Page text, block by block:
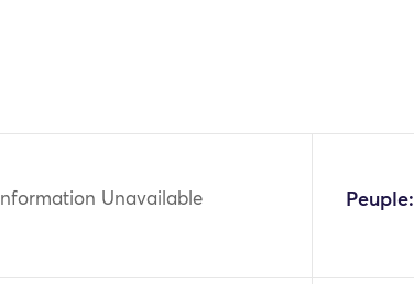
Information Unavailable Peuple: